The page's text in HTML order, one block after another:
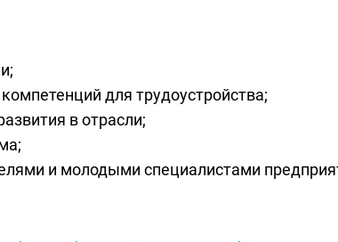
для трудоустройства;
в отрасли;
и молодыми специалистами